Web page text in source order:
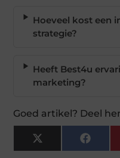
Hoeveel kost een
strategie?
Heeft Best4u
marketing?
Goed artikel? Deel
X
(Twitter)